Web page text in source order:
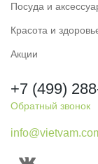
Посуда и
Красота и
Акции
+7 (499)
Обратный звонок